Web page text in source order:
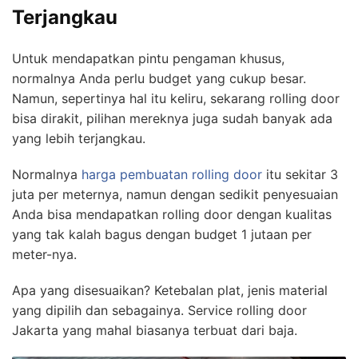
Terjangkau
Untuk mendapatkan pintu pengaman khusus,
normalnya Anda perlu budget yang cukup besar.
Namun, sepertinya hal itu keliru, sekarang rolling door
bisa dirakit, pilihan mereknya juga sudah banyak ada
yang lebih terjangkau.
Normalnya harga pembuatan rolling door itu sekitar 3
juta per meternya, namun dengan sedikit penyesuaian
Anda bisa mendapatkan rolling door dengan kualitas
yang tak kalah bagus dengan budget 1 jutaan per
meter-nya.
Apa yang disesuaikan? Ketebalan plat, jenis material
yang dipilih dan sebagainya. Service rolling door
Jakarta yang mahal biasanya terbuat dari baja.